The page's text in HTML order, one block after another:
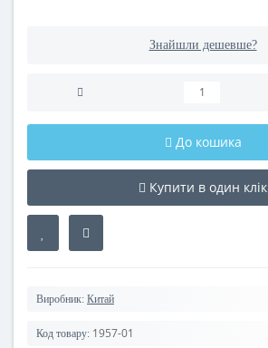
Знайшли дешевше?
До кошика
Купити в один клік
Виробник: Китай
Код товару: 1957-01